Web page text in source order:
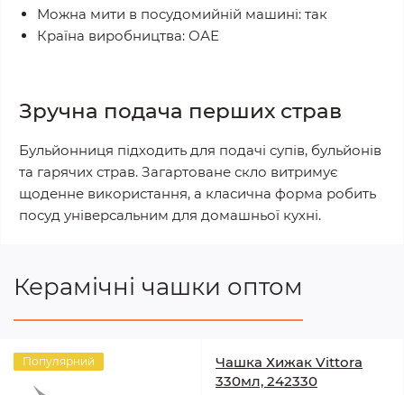
Можна мити в посудомийній машині: так
Країна виробництва: ОАЕ
Зручна подача перших страв
Бульйонниця підходить для подачі супів, бульйонів
та гарячих страв. Загартоване скло витримує
щоденне використання, а класична форма робить
посуд універсальним для домашньої кухні.
Керамічні чашки оптом
Популярний
Чашка Хижак Vittora
330мл, 242330